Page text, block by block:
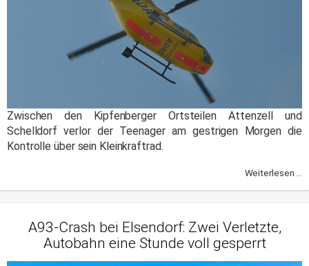
Zwischen den Kipfenberger Ortsteilen Attenzell und
Schelldorf verlor der Teenager am gestrigen Morgen die
Kontrolle über sein Kleinkraftrad.
Weiterlesen ...
A93-Crash bei Elsendorf: Zwei Verletzte,
Autobahn eine Stunde voll gesperrt